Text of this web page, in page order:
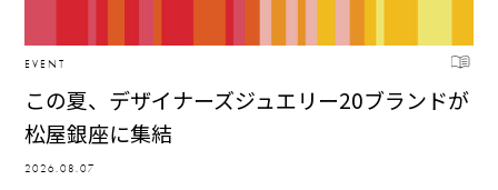
EVENT
この夏、デザイナーズジュエリー20ブランドが
松屋銀座に集結
2026.08.07